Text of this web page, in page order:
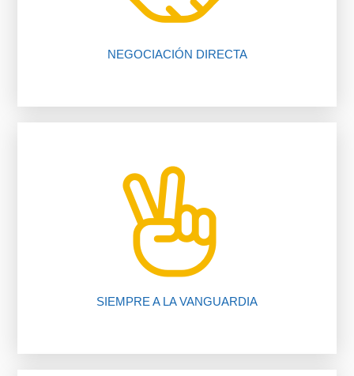
NEGOCIACIÓN DIRECTA
El 80% de las negociaciones se pierden por
SIEMPRE A LA VANGUARDIA
Te ahorramos tiempo y dinero gracias a
nuestros procedimientos, compruébalo.